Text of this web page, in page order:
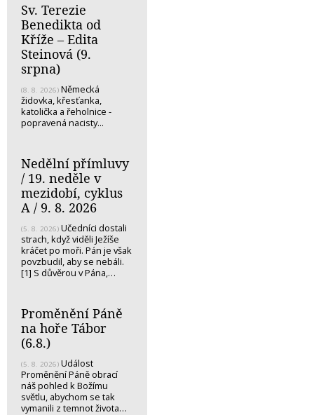
Sv. Terezie
Benedikta od
Kříže – Edita
Steinová (9.
srpna)
(8. 8. 2026) Německá
židovka, křesťanka,
katolička a řeholnice -
popravená nacisty...
Nedělní přímluvy
/ 19. neděle v
mezidobí, cyklus
A / 9. 8. 2026
(5. 8. 2026) Učedníci dostali
strach, když viděli Ježíše
kráčet po moři. Pán je však
povzbudil, aby se nebáli.
[1] S důvěrou v Pána,…
Proměnění Páně
na hoře Tábor
(6.8.)
(5. 8. 2026) Událost
Proměnění Páně obrací
náš pohled k Božímu
světlu, abychom se tak
vymanili z temnot života…